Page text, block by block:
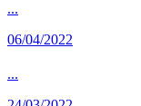
...
06/04/2022
...